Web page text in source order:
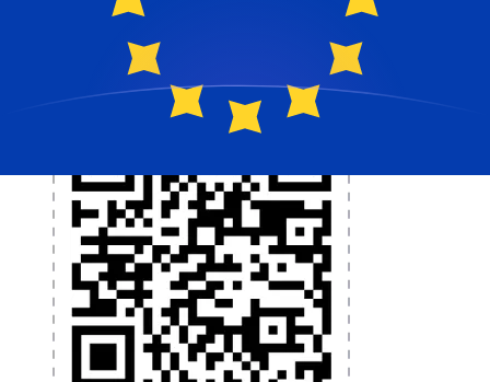
l'application dès aujourd'hui !